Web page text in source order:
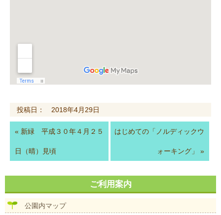
投稿日： 2018年4月29日
« 新緑 平成３０年４月２５
日（晴）見頃
はじめての「ノルディックウ
ォーキング」 »
ご利用案内
公園内マップ